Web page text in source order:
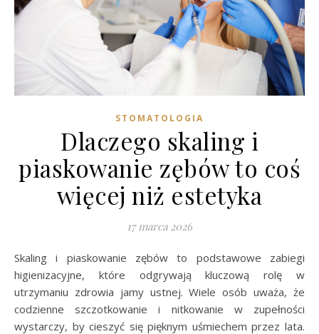
STOMATOLOGIA
Dlaczego skaling i
piaskowanie zębów to coś
więcej niż estetyka
17 marca 2026
Skaling i piaskowanie zębów to podstawowe zabiegi
higienizacyjne, które odgrywają kluczową rolę w
utrzymaniu zdrowia jamy ustnej. Wiele osób uważa, że
codzienne szczotkowanie i nitkowanie w zupełności
wystarczy, by cieszyć się pięknym uśmiechem przez lata.